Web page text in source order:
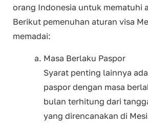
orang Indonesia untuk mematuhi
Berikut pemenuhan aturan visa
memadai:
Masa Berlaku Paspor
Syarat penting lainnya
paspor dengan masa
bulan terhitung dari
yang direncanakan di